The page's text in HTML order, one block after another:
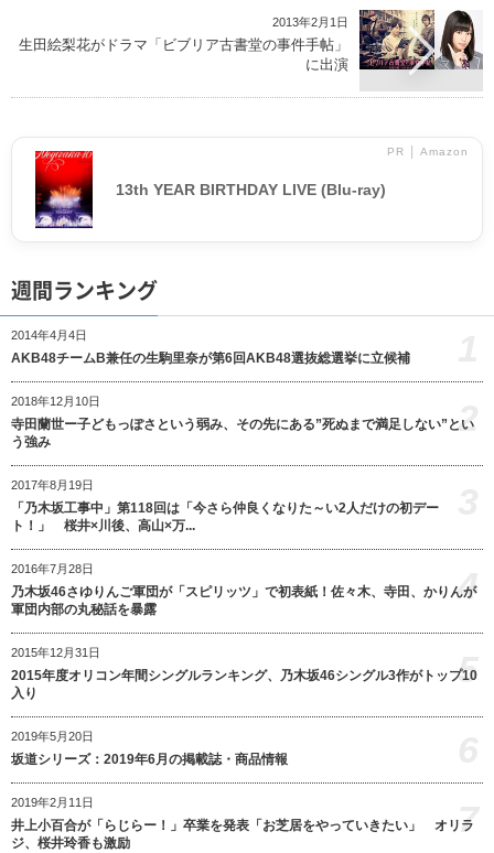
2013年2月1日
生田絵梨花がドラマ「ビブリア古書堂の事件手帖」
に出演
PR │ Amazon
13th YEAR BIRTHDAY LIVE (Blu-ray)
週間ランキング
2014年4月4日
AKB48チームB兼任の生駒里奈が第6回AKB48選抜総選挙に立候補
2018年12月10日
寺田蘭世ー子どもっぽさという弱み、その先にある”死ぬまで満足しない”とい
う強み
2
2017年8月19日
「乃木坂工事中」第118回は「今さら仲良くなりた～い2人だけの初デー
ト！」 桜井×川後、高山×万...
2016年7月28日
乃木坂46さゆりんご軍団が「スピリッツ」で初表紙！佐々木、寺田、かりんが
軍団内部の丸秘話を暴露
4
2015年12月31日
2015年度オリコン年間シングルランキング、乃木坂46シングル3作がトップ10
入り
5
2019年5月20日
坂道シリーズ：2019年6月の掲載誌・商品情報
2019年2月11日
井上小百合が「らじらー！」卒業を発表「お芝居をやっていきたい」 オリラ
ジ、桜井玲香も激励
7